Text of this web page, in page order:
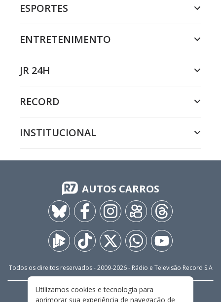
ESPORTES
ENTRETENIMENTO
JR 24H
RECORD
INSTITUCIONAL
AUTOS CARROS
Todos os direitos reservados - 2009-2026- Rádio e Televisão Record S.A
FALE CONOSCO PRIVACIDADE
Utilizamos cookies e tecnologia para
aprimorar sua experiência de navegação de